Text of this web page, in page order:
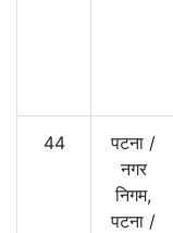
44 पटना /
नगर
निगम,
पटना /